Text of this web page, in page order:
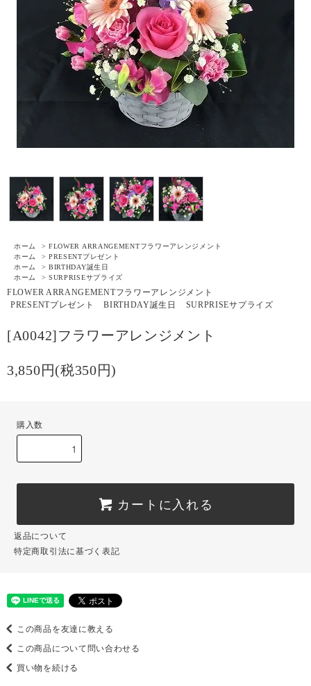
ホーム > FLOWER ARRANGEMENTフラワーアレンジメント
ホーム
> PRESENTプレゼント
ホーム
> BIRTHDAY誕生日
ホーム
> SURPRISEサプライズ
FLOWER ARRANGEMENTフラワーアレンジメント
PRESENTプレゼント BIRTHDAY誕生日 SURPRISEサプライズ
[A0042]フラワーアレンジメント
3,850円(税350円)
購入数
カートに入れる
返品について
特定商取引法に基づく表記
この商品を友達に教える
この商品について問い合わせる
買い物を続ける